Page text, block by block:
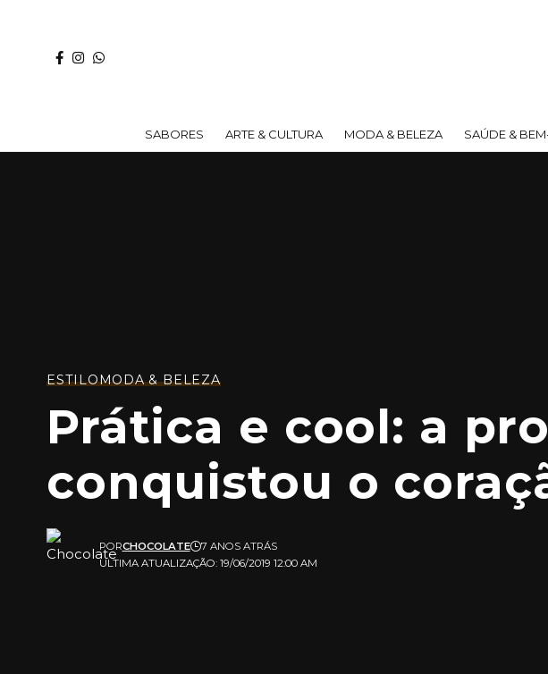
SABORES ARTE & CULTURA MODA & BELEZA SAÚDE &
ESTILOMODA & BELEZA
Prática e cool: a
conquistou o
ULTIMA ATUALIZAÇÃO: 19/06/2019 12:00 AM
PORCHOCOLATE 7 ANOS ATRÁS